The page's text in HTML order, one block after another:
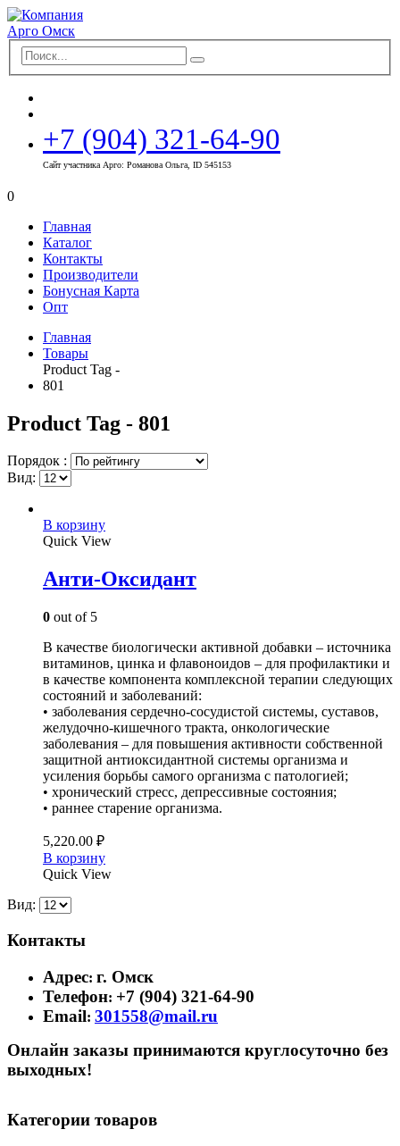
+7 (904) 321-64-90
Сайт участника Арго: Романова Ольга, ID 545153
0
Главная
Каталог
Контакты
Производители
Бонусная Карта
Опт
Главная
Товары
Product Tag -
801
Product Tag - 801
Порядок :
Вид:
В корзину
Quick View
Анти-Оксидант
0 out of 5
В качестве биологически активной добавки – источника
витаминов, цинка и флавоноидов – для профилактики и
в качестве компонента комплексной терапии следующих
состояний и заболеваний:
• заболевания сердечно-сосудистой системы, суставов,
желудочно-кишечного тракта, онкологические
заболевания – для повышения активности собственной
защитной антиоксидантной системы организма и
усиления борьбы самого организма с патологией;
• хронический стресс, депрессивные состояния;
• раннее старение организма.
5,220.00 ₽
В корзину
Quick View
Вид:
Контакты
Адрес: г. Омск
Телефон: +7 (904) 321-64-90
Email: 301558@mail.ru
Онлайн заказы принимаются круглосуточно без
выходных!
Категории товаров